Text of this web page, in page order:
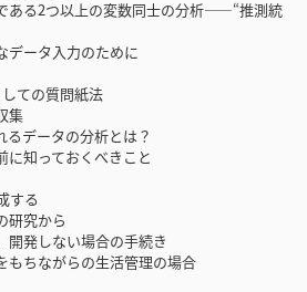
る2つ以上の変数同士の分析――“推測統
ータ入力のために
ての質問紙法
集
データの分析とは？
知っておくべきこと
する
究から
発しない場合の手続き
ながらの生活管理の場合